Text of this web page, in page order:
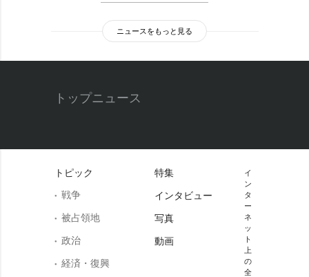
ニュースをもっと見る
トップニュース
トピック
戦争
被占領地
政治
経済・復興
特集
インタビュー
写真
動画
イ
ン
タ
ー
ネ
ッ
ト
上
の
全